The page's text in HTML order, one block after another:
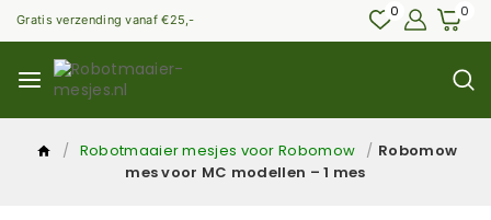
Gratis verzending vanaf €25,- 0 0
/ Robotmaaier mesjes voor Robomow / Robomow
mes voor MC modellen – 1 mes